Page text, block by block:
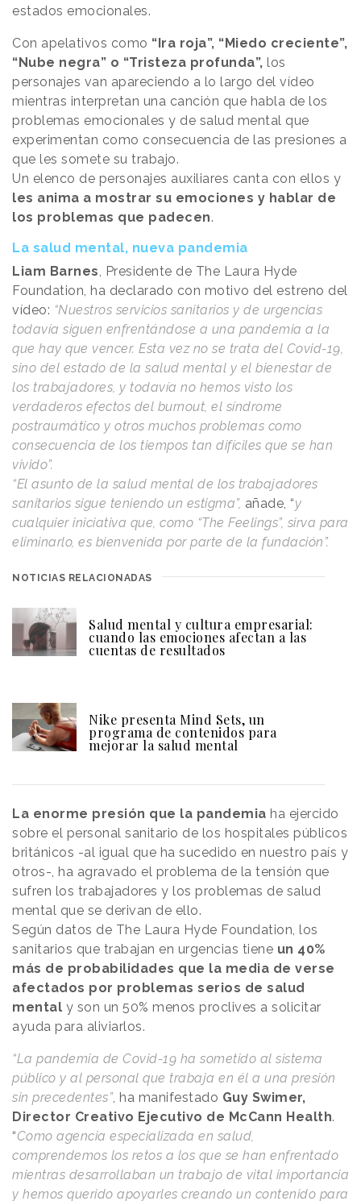
estados emocionales.
Con apelativos como “Ira roja”, “Miedo creciente”,
“Nube negra” o “Tristeza profunda”, los
personajes van apareciendo a lo largo del vídeo
mientras interpretan una canción que habla de los
problemas emocionales y de salud mental que
experimentan como consecuencia de las presiones a
que les somete su trabajo.
Un elenco de personajes auxiliares canta con ellos y
les anima a mostrar su emociones y hablar de
los problemas que padecen.
La salud mental, nueva pandemia
Liam Barnes, Presidente de The Laura Hyde
Foundation, ha declarado con motivo del estreno del
vídeo: “Nuestros servicios sanitarios y de urgencias
todavía siguen enfrentándose a una pandemia a la
que hay que vencer. Esta vez no se trata del Covid-19,
sino del estado de la salud mental y el bienestar de
los trabajadores, y todavía no hemos visto los
verdaderos efectos del burnout, el síndrome
postraumático y otros muchos problemas como
consecuencia de los tiempos tan difíciles que se han
vivido”.
“El asunto de la salud mental de los trabajadores
sanitarios sigue teniendo un estigma”, añade, “y
cualquier iniciativa que, como “The Feelings”, sirva para
eliminarlo, es bienvenida por parte de la fundación”.
NOTICIAS RELACIONADAS
Salud mental y cultura empresarial:
cuando las emociones afectan a las
cuentas de resultados
Nike presenta Mind Sets, un
programa de contenidos para
mejorar la salud mental
La enorme presión que la pandemia ha ejercido
sobre el personal sanitario de los hospitales públicos
británicos -al igual que ha sucedido en nuestro país y
otros-, ha agravado el problema de la tensión que
sufren los trabajadores y los problemas de salud
mental que se derivan de ello.
Según datos de The Laura Hyde Foundation, los
sanitarios que trabajan en urgencias tiene un 40%
más de probabilidades que la media de verse
afectados por problemas serios de salud
mental y son un 50% menos proclives a solicitar
ayuda para aliviarlos.
“La pandemia de Covid-19 ha sometido al sistema
público y al personal que trabaja en él a una presión
sin precedentes”, ha manifestado Guy Swimer,
Director Creativo Ejecutivo de McCann Health.
“Como agencia especializada en salud,
comprendemos los retos a los que se han enfrentado
mientras desarrollaban un trabajo de vital importancia
y hemos querido apoyarles creando un contenido para